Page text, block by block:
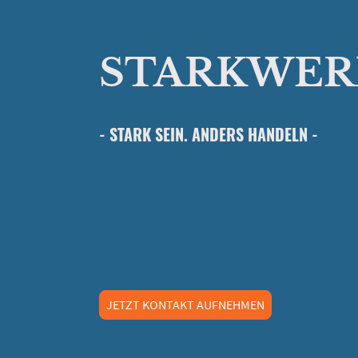
- STARK SEIN. ANDERS HANDELN -
JETZT KONTAKT AUFNEHMEN